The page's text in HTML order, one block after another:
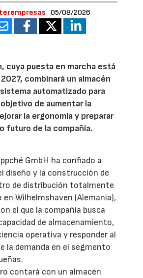
05/08/2026
cuya puesta en marcha está
combinará un almacén
automatizado para
de aumentar la
la ergonomía y preparar
futuro de la compañía.
GmbH ha confiado a
diseño y la construcción de
de distribución totalmente
Wilhelmshaven (Alemania),
el que la compañía busca
de almacenamiento,
operativa y responder al
la demanda en el segmento
contará con un almacén